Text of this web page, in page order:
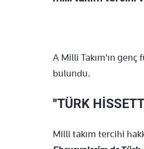
A Milli Takım'ın genç
bulundu.
"TÜRK
Milli takım tercihi